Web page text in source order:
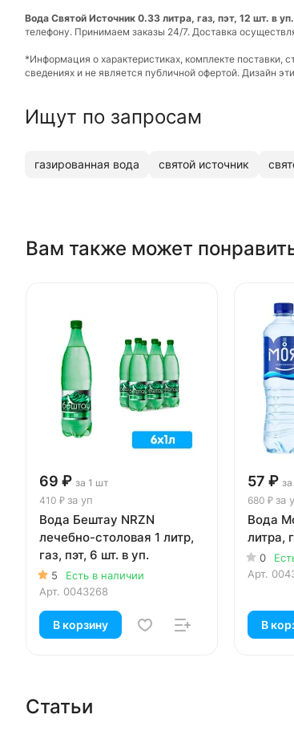
Вода Святой Источник 0.33 литра, газ, пэт, 12 шт. в
телефону. Принимаем заказы 24/7. Доставка
*Информация о характеристиках, комплекте поставки,
сведениях и не является публичной офертой. Дизайн
Ищут по запросам
газированная вода святой источник
Вам также может
69 ₽ за 1 шт
410 ₽ за уп
Вода Бештау NRZN
лечебно-столовая 1 литр,
газ, пэт, 6 шт. в уп.
5
Есть в наличии
Арт. 0043268
В корзину
57 ₽
680 ₽ за
Вода
литра,
0
Арт.
В
Статьи